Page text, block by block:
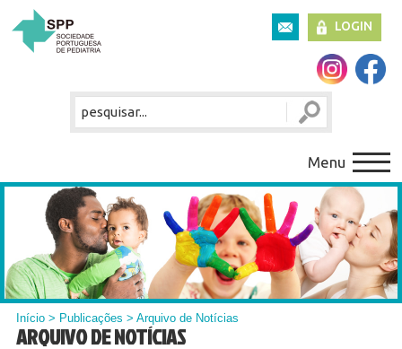
LOGIN
Menu
Início > Publicações > Arquivo de Notícias
ARQUIVO DE NOTÍCIAS